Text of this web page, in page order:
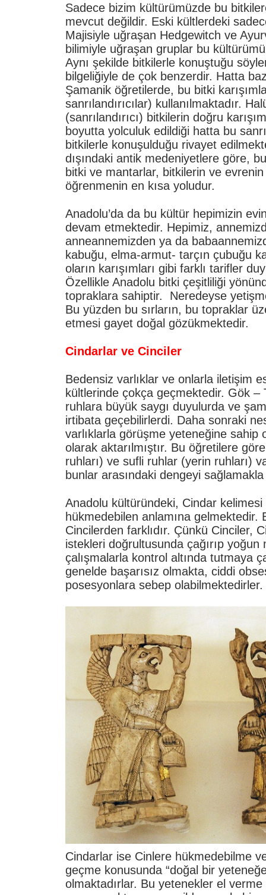
Sadece bizim kültürümüzde bu
mevcut değildir. Eski kültlerdeki
Majisiyle uğraşan Hedgewitch ve
bilimiyle uğraşan gruplar bu
Aynı şekilde bitkilerle konuştuğu
bilgeliğiyle de çok benzerdir. Hatta
Şamanik öğretilerde, bu bitki
sanrılandırıcılar) kullanılmaktadır.
(sanrılandırıcı) bitkilerin doğru
boyutta yolculuk edildiği hatta bu
bitkilerle konuşulduğu rivayet
dışındaki antik medeniyetlere göre, bu
bitki ve mantarlar, bitkilerin ve evrenin
öğrenmenin en kısa yoludur.
Anadolu’da da bu kültür hepimizin
devam etmektedir. Hepimiz,
anneannemizden ya da
kabuğu, elma-armut- tarçın çubuğu
oların karışımları gibi farklı tarifler
Özellikle Anadolu bitki çeşitliliği
topraklara sahiptir. Neredeyse
Bu yüzden bu sırların, bu topraklar
etmesi gayet doğal gözükmektedir.
Cindarlar ve Cinciler
Bedensiz varlıklar ve onlarla iletişim
kültlerinde çokça geçmektedir. Gök –
ruhlara büyük saygı duyulurda ve
irtibata geçebilirlerdi. Daha sonraki
varlıklarla görüşme yeteneğine sahip
olarak aktarılmıştır. Bu öğretilere
ruhları) ve sufli ruhlar (yerin ruhları)
bunlar arasındaki dengeyi
Anadolu kültüründeki, Cindar kelimesi
hükmedebilen anlamına gelmektedir.
Cincilerden farklıdır. Çünkü Cinciler,
istekleri doğrultusunda çağırıp yoğun
çalışmalarla kontrol altında tutmaya
genelde başarısız olmakta, ciddi
posesyonlara sebep olabilmektedirler.
Cindarlar ise Cinlere hükmedebilme
geçme konusunda “doğal bir
olmaktadırlar. Bu yetenekler el